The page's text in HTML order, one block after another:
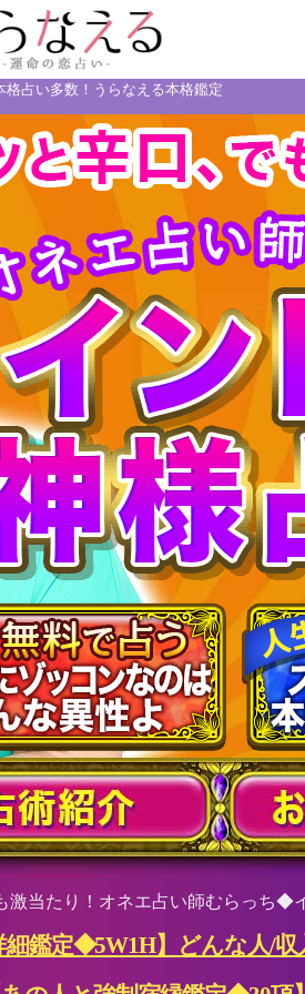
格占い多数！うらなえる本格鑑定
激当たり！オネエ占い師むらっち◆
鑑定◆5W1H】どんな人/収